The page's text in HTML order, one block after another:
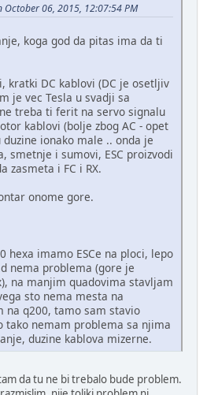
06, 2015, 12:07:54 PM
koga god da pitas ima da ti
kratki DC kablovi (DC je osetljiv
je vec Tesla u svadji sa
treba ti ferit na servo signalu
kablovi (bolje zbog AC - opet
duzine ionako male .. onda je
smetnje i sumovi, ESC proizvodi
zasmeta i FC i RX.
onome gore.
hexa imamo ESCe na ploci, lepo
nema problema (gore je
na manjim quadovima stavljam
sto nema mesta na
na q200, tamo sam stavio
tako nemam problema sa njima
duzine kablova mizerne.
da tu ne bi trebalo bude problem.